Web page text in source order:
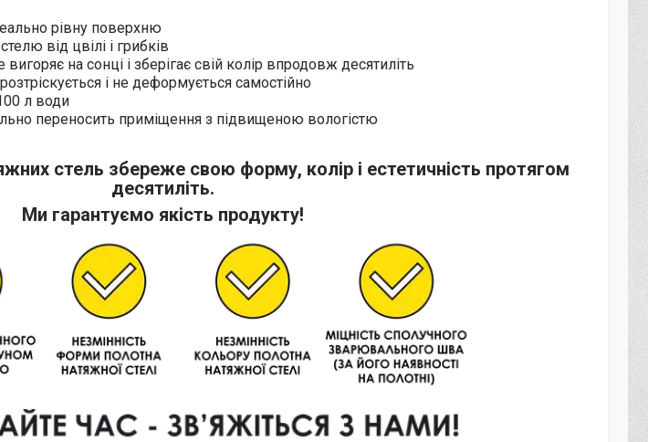
рівну поверхню
від цвілі і грибків
на сонці і зберігає свій колір впродовж десятиліть
і не деформується самостійно
л води
переносить приміщення з підвищеною вологістю
стель збереже свою форму, колір і естетичність протягом
десятиліть.
Ми гарантуємо якість продукту!